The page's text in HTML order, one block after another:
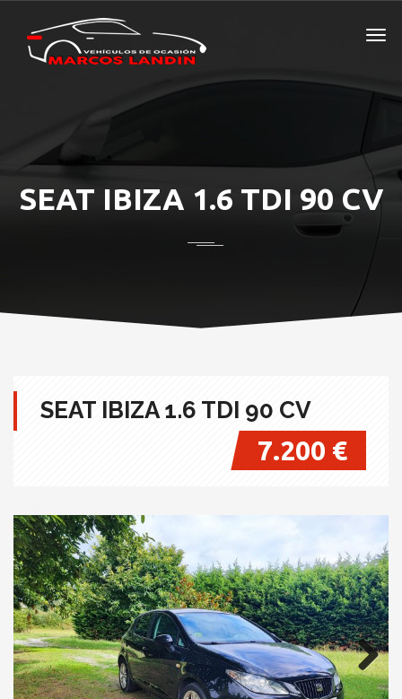
SEAT IBIZA 1.6 TDI 90 CV
SEAT IBIZA 1.6 TDI 90 CV
7.200 €
Next